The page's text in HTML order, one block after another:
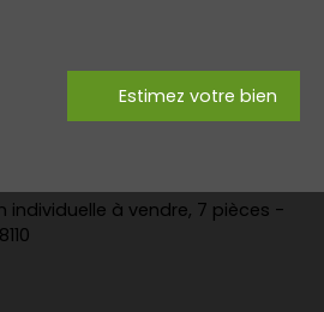
Estimez votre bien